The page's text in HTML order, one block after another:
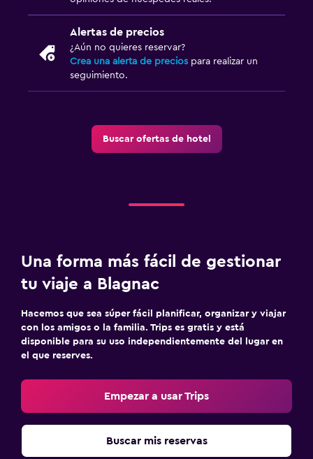
Alertas de precios
¿Aún no quieres reservar?
Crea una alerta de precios para realizar un
seguimiento.
Buscar ofertas de hotel
Una forma más fácil de gestionar
tu viaje a Blagnac
Hacemos que sea súper fácil planificar, organizar y viajar
con los amigos o la familia. Trips es gratis y está
disponible para su uso independientemente del lugar en
el que reserves.
Empezar a usar Trips
Buscar mis reservas